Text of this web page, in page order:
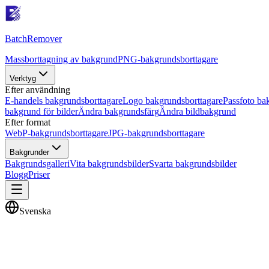
BatchRemover
Massborttagning av bakgrundPNG-bakgrundsborttagare
Verktyg
Efter användning
E-handels bakgrundsborttagareLogo bakgrundsborttagarePassfoto
bakgrund för bilderÄndra bakgrundsfärgÄndra bildbakgrund
Efter format
WebP-bakgrundsborttagareJPG-bakgrundsborttagare
Bakgrunder
BakgrundsgalleriVita bakgrundsbilderSvarta bakgrundsbilder
BloggPriser
Svenska